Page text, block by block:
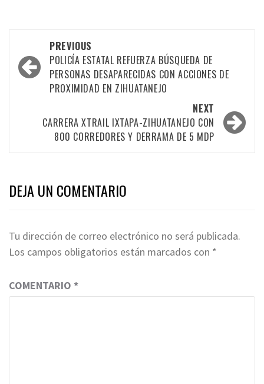
navigation
PREVIOUS
POLICÍA ESTATAL REFUERZA BÚSQUEDA DE
PERSONAS DESAPARECIDAS CON ACCIONES DE
PROXIMIDAD EN ZIHUATANEJO
NEXT
CARRERA XTRAIL IXTAPA-ZIHUATANEJO CON
800 CORREDORES Y DERRAMA DE 5 MDP
DEJA UN COMENTARIO
Tu dirección de correo electrónico no será publicada.
Los campos obligatorios están marcados con *
COMENTARIO *